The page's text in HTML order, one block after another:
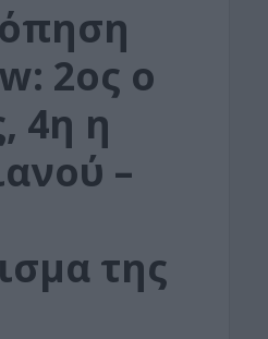
2ος ο
4η η
–
της